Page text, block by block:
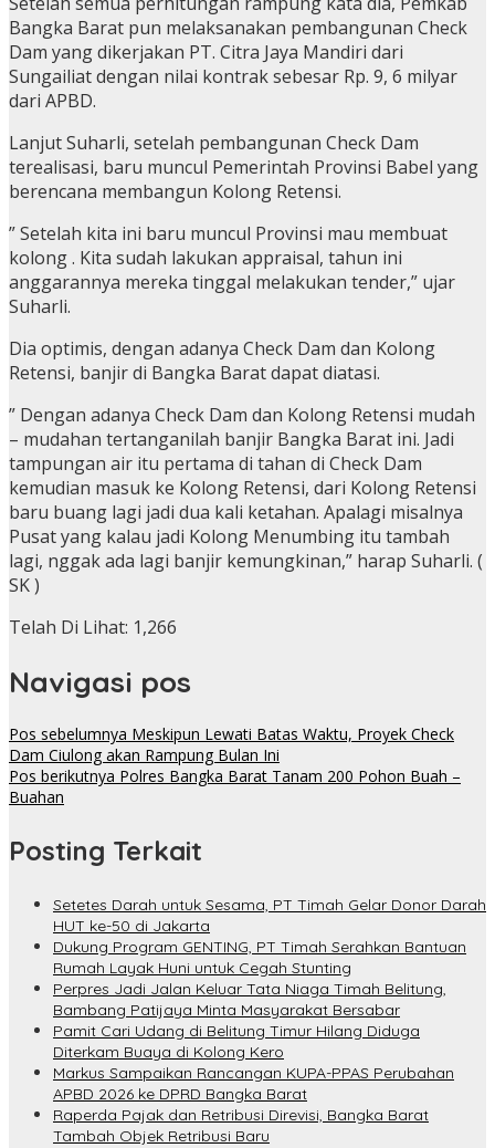
Bangka Barat pun melaksanakan pembangunan Check
Dam yang dikerjakan PT. Citra Jaya Mandiri dari
Sungailiat dengan nilai kontrak sebesar Rp. 9, 6 milyar
dari APBD.
Lanjut Suharli, setelah pembangunan Check Dam
terealisasi, baru muncul Pemerintah Provinsi Babel yang
berencana membangun Kolong Retensi.
” Setelah kita ini baru muncul Provinsi mau membuat
kolong . Kita sudah lakukan appraisal, tahun ini
anggarannya mereka tinggal melakukan tender,” ujar
Suharli.
Dia optimis, dengan adanya Check Dam dan Kolong
Retensi, banjir di Bangka Barat dapat diatasi.
” Dengan adanya Check Dam dan Kolong Retensi mudah
– mudahan tertanganilah banjir Bangka Barat ini. Jadi
tampungan air itu pertama di tahan di Check Dam
kemudian masuk ke Kolong Retensi, dari Kolong Retensi
baru buang lagi jadi dua kali ketahan. Apalagi misalnya
Pusat yang kalau jadi Kolong Menumbing itu tambah
lagi, nggak ada lagi banjir kemungkinan,” harap Suharli. (
SK )
Telah Di Lihat: 1,266
Navigasi pos
Pos sebelumnya Meskipun Lewati Batas Waktu, Proyek Check
Dam Ciulong akan Rampung Bulan Ini
Pos berikutnya Polres Bangka Barat Tanam 200 Pohon Buah –
Buahan
Posting Terkait
Setetes Darah untuk Sesama, PT Timah Gelar Donor Darah
HUT ke-50 di Jakarta
Dukung Program GENTING, PT Timah Serahkan Bantuan
Rumah Layak Huni untuk Cegah Stunting
Perpres Jadi Jalan Keluar Tata Niaga Timah Belitung,
Bambang Patijaya Minta Masyarakat Bersabar
Pamit Cari Udang di Belitung Timur Hilang Diduga
Diterkam Buaya di Kolong Kero
Markus Sampaikan Rancangan KUPA-PPAS Perubahan
APBD 2026 ke DPRD Bangka Barat
Raperda Pajak dan Retribusi Direvisi, Bangka Barat
Tambah Objek Retribusi Baru